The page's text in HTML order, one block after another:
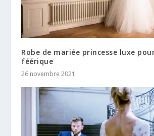
Robe de mariée princesse luxe
féérique
26 novembre 2021